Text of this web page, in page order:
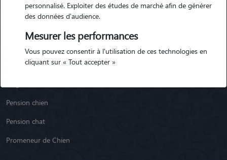
Garde Chat
Races de chiens
Pension chien
Pension chat
Promeneur de Chien
personnalisé. Exploiter des études de marché afin de générer
des données d'audience.
Mesurer les performances
Vous pouvez consentir à l'utilisation de ces technologies en
cliquant sur « Tout accepter »